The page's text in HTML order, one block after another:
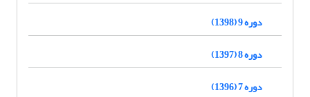
دوره 9 (1398)
دوره 8 (1397)
دوره 7 (1396)